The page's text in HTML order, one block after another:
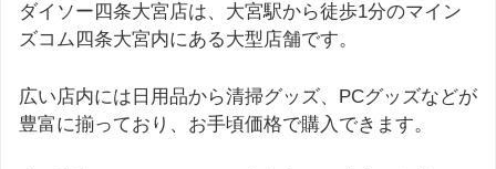
ダイソー四条大宮店は、大宮駅から徒歩1分のマイン
ズコム四条大宮内にある大型店舗です。
広い店内には日用品から清掃グッズ、PCグッズなどが
豊富に揃っており、お手頃価格で購入できます。